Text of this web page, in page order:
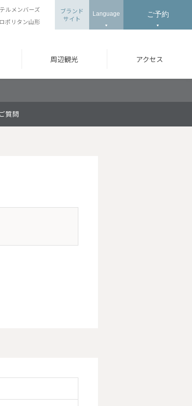
周辺観光 アクセス
ルメンバーズ
ポリタン山形
ブランド
サイト
Language ご予約
質問